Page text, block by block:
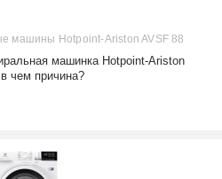
машины Hotpoint-Ariston AVSF 88
машинка Hotpoint-Ariston
чем причина?